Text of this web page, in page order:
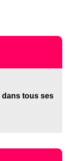
dans tous ses